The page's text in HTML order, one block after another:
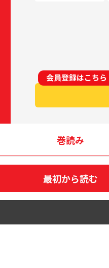
会員登録はこちら
巻読み
最初から読む